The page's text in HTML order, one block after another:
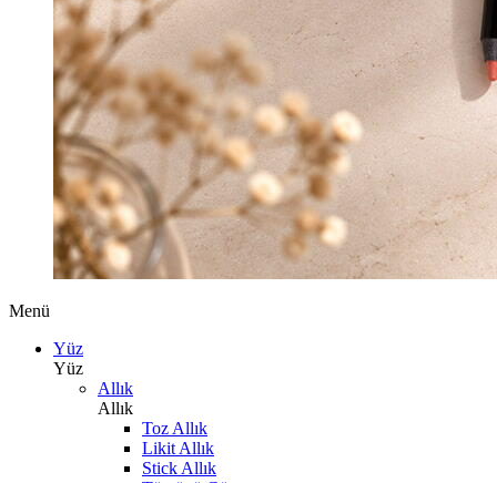
Menü
Yüz
Yüz
Allık
Allık
Toz Allık
Likit Allık
Stick Allık